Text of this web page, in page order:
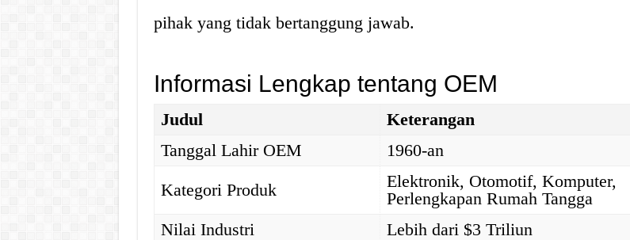
pihak yang tidak bertanggung jawab.
Informasi Lengkap tentang OEM
Judul
Keterangan
Tanggal Lahir OEM
1960-an
Kategori Produk
Elektronik, Otomotif, Komputer,
Perlengkapan Rumah Tangga
Nilai Industri
Lebih dari $3 Triliun